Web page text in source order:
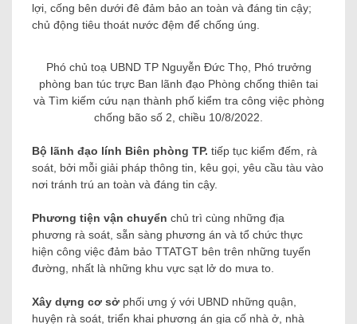
lợi, cống bên dưới đê đảm bảo an toàn và đáng tin cậy;
chủ động tiêu thoát nước đệm để chống úng.
Phó chủ toạ UBND TP Nguyễn Đức Thọ, Phó trưởng
phòng ban túc trực Ban lãnh đạo Phòng chống thiên tai
và Tìm kiếm cứu nạn thành phố kiểm tra công việc phòng
chống bão số 2, chiều 10/8/2022.
Bộ lãnh đạo lính Biên phòng TP. tiếp tục kiểm đếm, rà
soát, bởi mỗi giải pháp thông tin, kêu gọi, yêu cầu tàu vào
nơi tránh trú an toàn và đáng tin cậy.
Phương tiện vận chuyển chủ trì cùng những địa
phương rà soát, sẵn sàng phương án và tổ chức thực
hiện công việc đảm bảo TTATGT bên trên những tuyến
đường, nhất là những khu vực sạt lở do mưa to.
Xây dựng cơ sở phối ưng ý với UBND những quận,
huyện rà soát, triển khai phương án gia cố nhà ở, nhà